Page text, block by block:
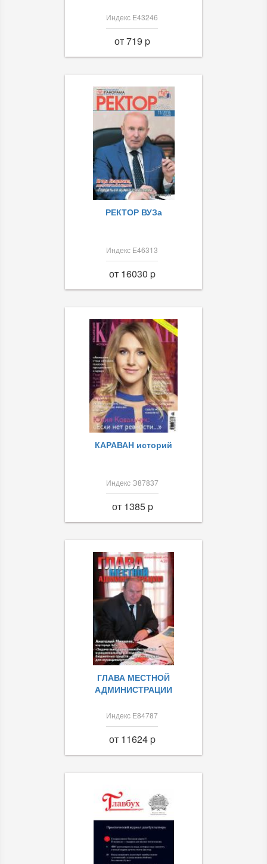
Индекс Е43246
от 719 p
РЕКТОР ВУЗа
Индекс Е46313
от 16030 p
КАРАВАН историй
Индекс Э87837
от 1385 p
ГЛАВА МЕСТНОЙ
АДМИНИСТРАЦИИ
Индекс Е84787
от 11624 p